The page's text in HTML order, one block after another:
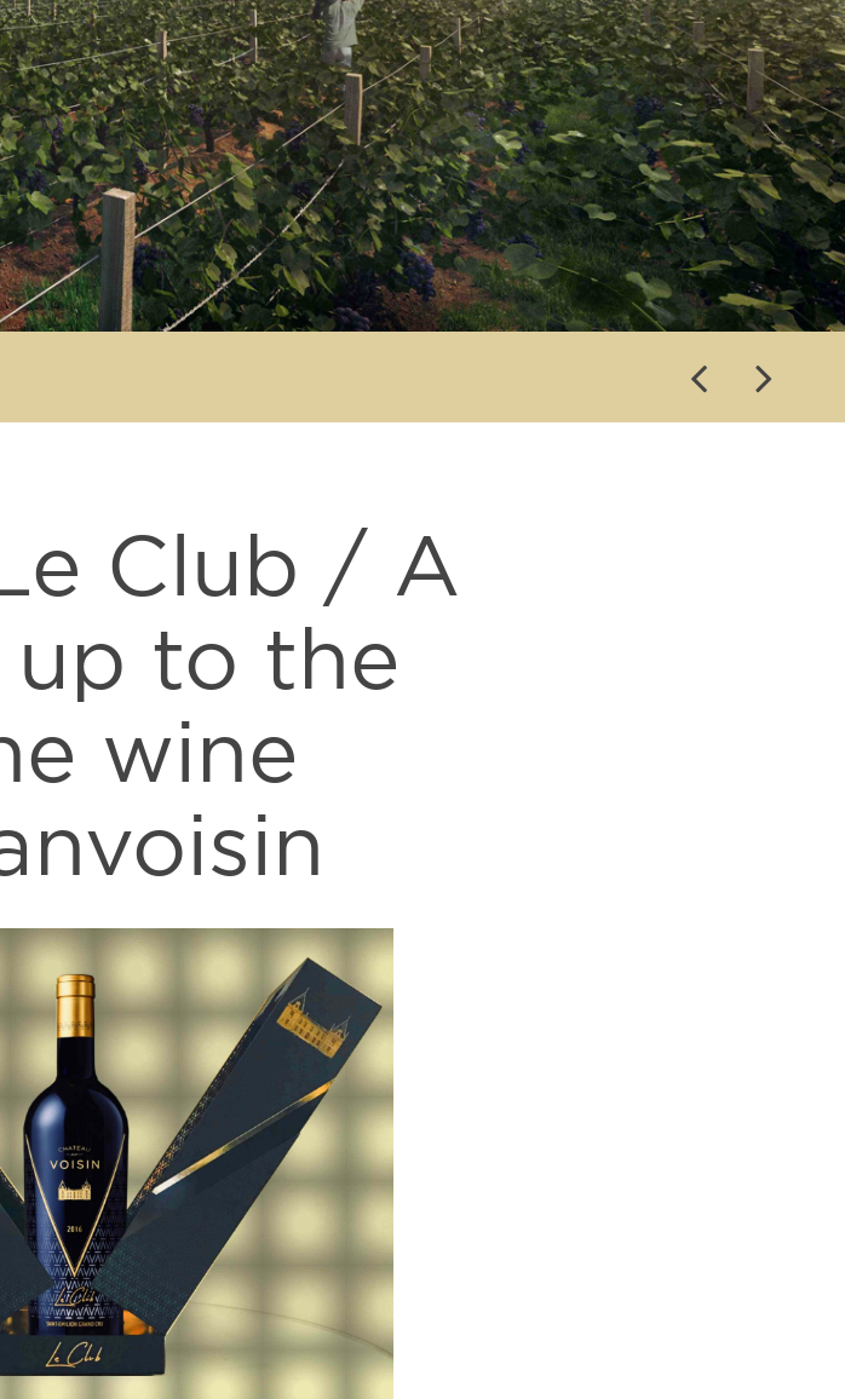
Club / A
up to the
wine